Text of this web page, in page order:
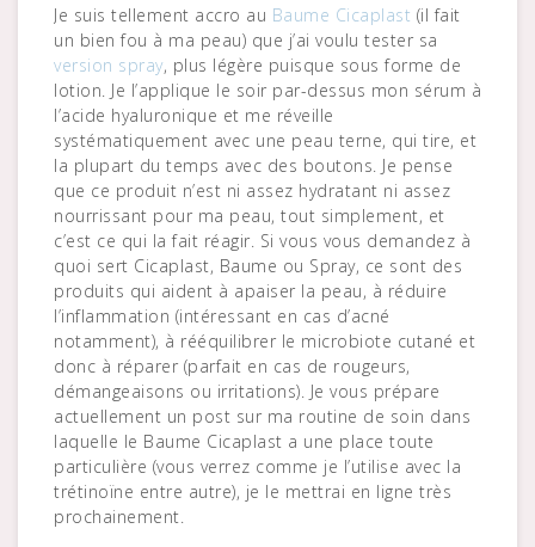
Je suis tellement accro au Baume Cicaplast (il fait
un bien fou à ma peau) que j’ai voulu tester sa
version spray, plus légère puisque sous forme de
lotion. Je l’applique le soir par-dessus mon sérum à
l’acide hyaluronique et me réveille
systématiquement avec une peau terne, qui tire, et
la plupart du temps avec des boutons. Je pense
que ce produit n’est ni assez hydratant ni assez
nourrissant pour ma peau, tout simplement, et
c’est ce qui la fait réagir. Si vous vous demandez à
quoi sert Cicaplast, Baume ou Spray, ce sont des
produits qui aident à apaiser la peau, à réduire
l’inflammation (intéressant en cas d’acné
notamment), à rééquilibrer le microbiote cutané et
donc à réparer (parfait en cas de rougeurs,
démangeaisons ou irritations). Je vous prépare
actuellement un post sur ma routine de soin dans
laquelle le Baume Cicaplast a une place toute
particulière (vous verrez comme je l’utilise avec la
trétinoïne entre autre), je le mettrai en ligne très
prochainement.